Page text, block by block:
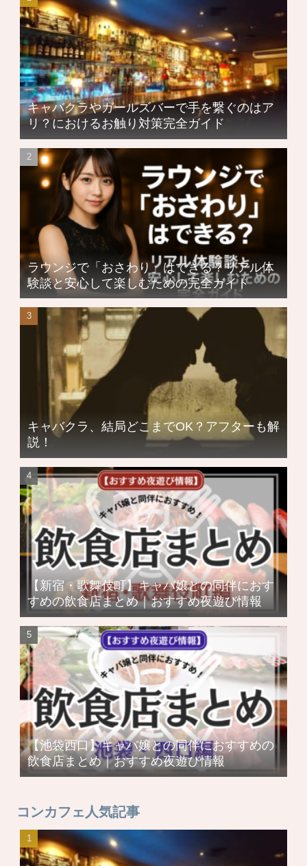
キャバクラやガールズバーで手を繋ぐのはア
リ？におけるお触り対策完全ガイド
ラウンジで「おさわり」はできる？リアル体
験談と安心して楽しむための完全ガイド
キャバクラ、結局どこまでOK？アフターも解
説！
【新宿・歌舞伎町】キャバ嬢との同伴におす
すめの飲食店まとめ｜おすすめ夜遊び情報
【池袋西口】キャバ嬢との同伴におすすめの
飲食店まとめ｜おすすめ夜遊び情報
コンカフェ人気記事